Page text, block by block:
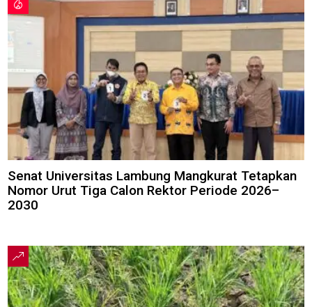
Senat Universitas Lambung Mangkurat Tetapkan
Nomor Urut Tiga Calon Rektor Periode 2026–
2030